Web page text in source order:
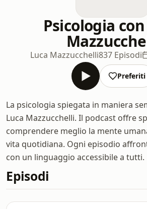
Psicologia
Luca Mazzucchelli837 Episodi
Preferiti
La psicologia spiegata in maniera
Luca Mazzucchelli. Il podcast offre
comprendere meglio la mente
vita quotidiana. Ogni episodio
con un linguaggio accessibile a tutti.
Episodi